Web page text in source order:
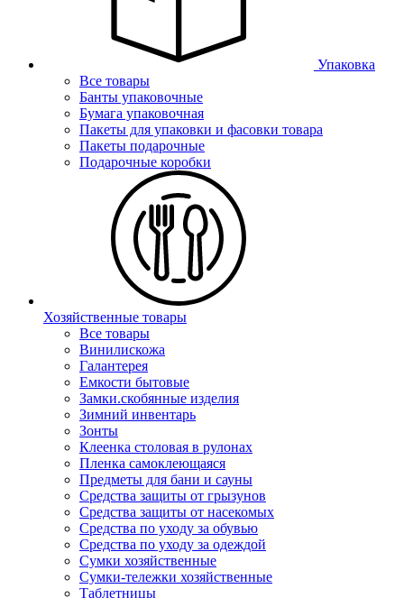
Упаковка
Все товары
Банты упаковочные
Бумага упаковочная
Пакеты для упаковки и фасовки товара
Пакеты подарочные
Подарочные коробки
Хозяйственные товары
Все товары
Винилискожа
Галантерея
Емкости бытовые
Замки.скобянные изделия
Зимний инвентарь
Зонты
Клеенка столовая в рулонах
Пленка самоклеющаяся
Предметы для бани и сауны
Средства защиты от грызунов
Средства защиты от насекомых
Средства по уходу за обувью
Средства по уходу за одеждой
Сумки хозяйственные
Сумки-тележки хозяйственные
Таблетницы